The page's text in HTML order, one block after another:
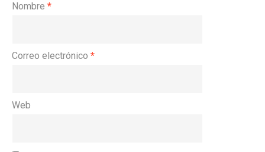
Nombre *
Correo electrónico *
Web